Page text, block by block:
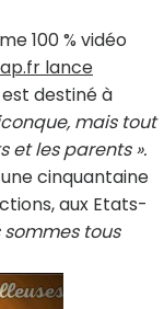
100 % vidéo
lance
est destiné à
mais tout
et les parents ».
cinquantaine
aux Etats-
sommes tous